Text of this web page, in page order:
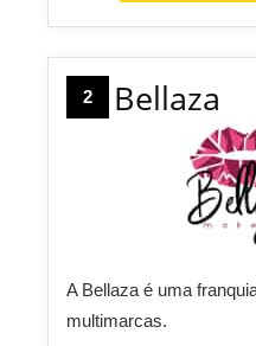
2 Bellaza
A Bellaza é uma
multimarcas.